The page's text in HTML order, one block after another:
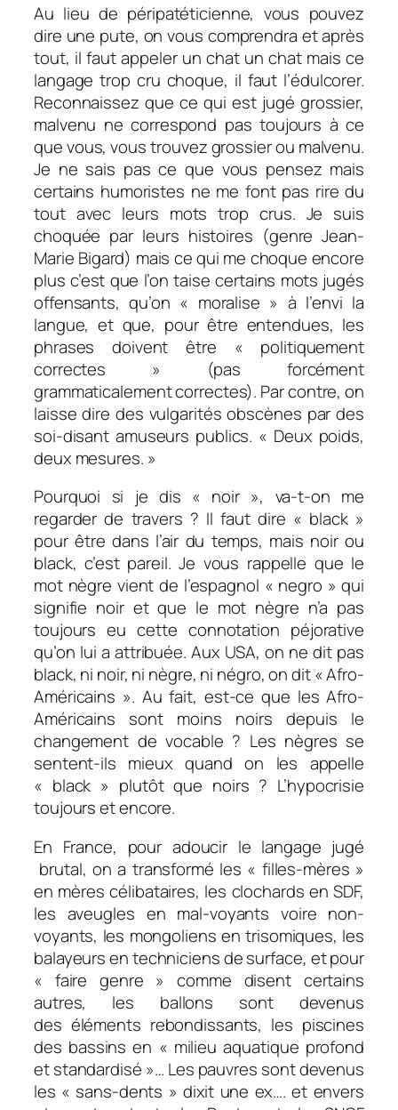
Au lieu de péripatéticienne, vous pouvez
dire une pute, on vous comprendra et après
tout, il faut appeler un chat un chat mais ce
langage trop cru choque, il faut l’édulcorer.
Reconnaissez que ce qui est jugé grossier,
malvenu ne correspond pas toujours à ce
que vous, vous trouvez grossier ou malvenu.
Je ne sais pas ce que vous pensez mais
certains humoristes ne me font pas rire du
tout avec leurs mots trop crus. Je suis
choquée par leurs histoires (genre Jean-
Marie Bigard) mais ce qui me choque encore
plus c’est que l’on taise certains mots jugés
offensants, qu’on « moralise » à l’envi la
langue, et que, pour être entendues, les
phrases doivent être « politiquement
correctes » (pas forcément
grammaticalement correctes). Par contre, on
laisse dire des vulgarités obscènes par des
soi-disant amuseurs publics. « Deux poids,
deux mesures. »
Pourquoi si je dis « noir », va-t-on me
regarder de travers ? Il faut dire « black »
pour être dans l’air du temps, mais noir ou
black, c’est pareil. Je vous rappelle que le
mot nègre vient de l’espagnol « negro » qui
signifie noir et que le mot nègre n’a pas
toujours eu cette connotation péjorative
qu’on lui a attribuée. Aux USA, on ne dit pas
black, ni noir, ni nègre, ni négro, on dit « Afro-
Américains ». Au fait, est-ce que les Afro-
Américains sont moins noirs depuis le
changement de vocable ? Les nègres se
sentent-ils mieux quand on les appelle
« black » plutôt que noirs ? L’hypocrisie
toujours et encore.
En France, pour adoucir le langage jugé
brutal, on a transformé les « filles-mères »
en mères célibataires, les clochards en SDF,
les aveugles en mal-voyants voire non-
voyants, les mongoliens en trisomiques, les
balayeurs en techniciens de surface, et pour
« faire genre » comme disent certains
autres, les ballons sont devenus
des éléments rebondissants, les piscines
des bassins en « milieu aquatique profond
et standardisé »… Les pauvres sont devenus
les « sans-dents » dixit une ex…. et envers